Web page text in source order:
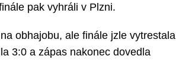
pak vyhráli v Plzni.
obhajobu, ale finále jzle vytrestala
3:0 a zápas nakonec dovedla